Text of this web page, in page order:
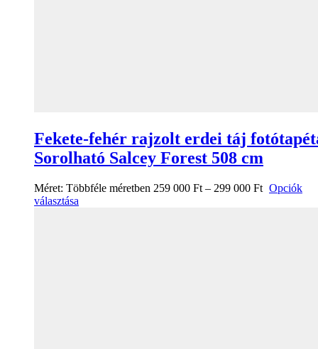
Fekete-fehér rajzolt erdei táj
Sorolható Salcey Forest 508 cm
Méret: Többféle méretben 259 000 Ft – 299 000 Ft Opciók
választása